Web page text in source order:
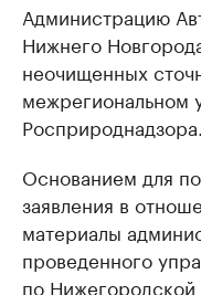
Администрацию
Нижнего
неочищенных
межрегиональном
Росприроднадзора.
Основанием для
заявления в
материалы
проведенного
по Нижегородской